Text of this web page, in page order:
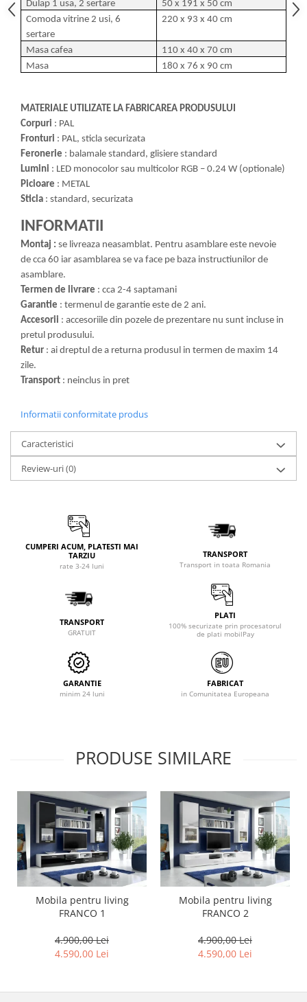
Dulap 1 usa, 2 sertare
50 x 191 x 50 cm
Comoda vitrine 2 usi, 6
sertare
220 x 93 x 40 cm
Masa cafea
110 x 40 x 70 cm
Masa
180 x 76 x 90 cm
MATERIALE UTILIZATE LA FABRICAREA PRODUSULUI
Corpuri : PAL
Fronturi : PAL, sticla securizata
Feronerie : balamale standard, glisiere standard
Lumini : LED monocolor sau multicolor RGB – 0.24 W (optionale)
Picioare : METAL
Sticla : standard, securizata
INFORMATII
Montaj : se livreaza neasamblat. Pentru asamblare este nevoie
de cca 60 iar asamblarea se va face pe baza instructiunilor de
asamblare.
Termen de livrare : cca 2-4 saptamani
Garantie : termenul de garantie este de 2 ani.
Accesorii : accesoriile din pozele de prezentare nu sunt incluse in
pretul produsului.
Retur : ai dreptul de a returna produsul in termen de maxim 14
zile.
Transport : neinclus in pret
Informatii conformitate produs
Caracteristici
Review-uri(0)
CUMPERI ACUM, PLATESTI MAI
TARZIU
rate 3-24 luni
TRANSPORT
Transport in toata Romania
TRANSPORT
GRATUIT
PLATI
100% securizate prin procesatorul
de plati mobilPay
GARANTIE
minim 24 luni
FABRICAT
in Comunitatea Europeana
PRODUSE SIMILARE
Mobila pentru living
FRANCO 1
4.900,00 Lei
4.590,00 Lei
Mobila pentru living
FRANCO 2
4.900,00 Lei
4.590,00 Lei